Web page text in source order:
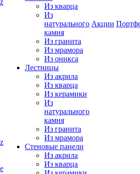
Из кварца
Из
натурального
камня
Из гранита
Из мрамора
Из оникса
Лестницы
Из акрила
Из кварца
Из керамики
Из
натурального
камня
Из гранита
Из мрамора
Стеновые панели
Из акрила
Из кварца
Акции